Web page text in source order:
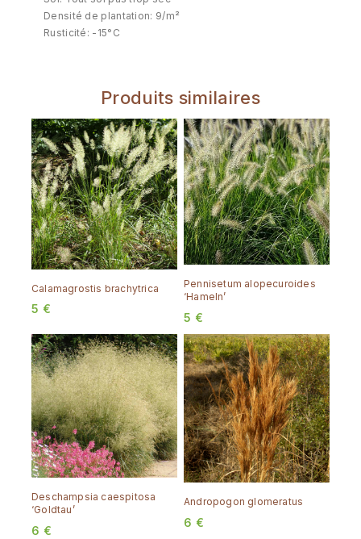
Densité de plantation: 9/m²
Rusticité: -15°C
Produits similaires
Calamagrostis brachytrica
5 €
Pennisetum alopecuroides
‘Hameln’
5 €
Deschampsia caespitosa
‘Goldtau’
6 €
Andropogon glomeratus
6 €